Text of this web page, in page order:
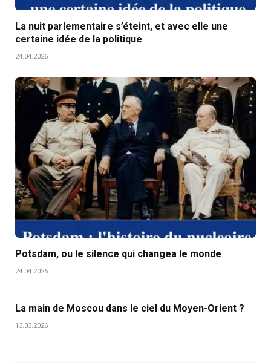
La nuit parlementaire s’éteint, et avec elle une
certaine idée de la politique
24.04.2026
Potsdam, ou le silence qui changea le monde
24.04.2026
La main de Moscou dans le ciel du Moyen-Orient ?
13.03.2026